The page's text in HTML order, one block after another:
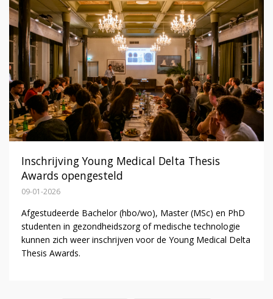
Inschrijving Young Medical Delta Thesis
Awards opengesteld
09-01-2026
Afgestudeerde Bachelor (hbo/wo), Master (MSc) en PhD
studenten in gezondheidszorg of medische technologie
kunnen zich weer inschrijven voor de Young Medical Delta
Thesis Awards.